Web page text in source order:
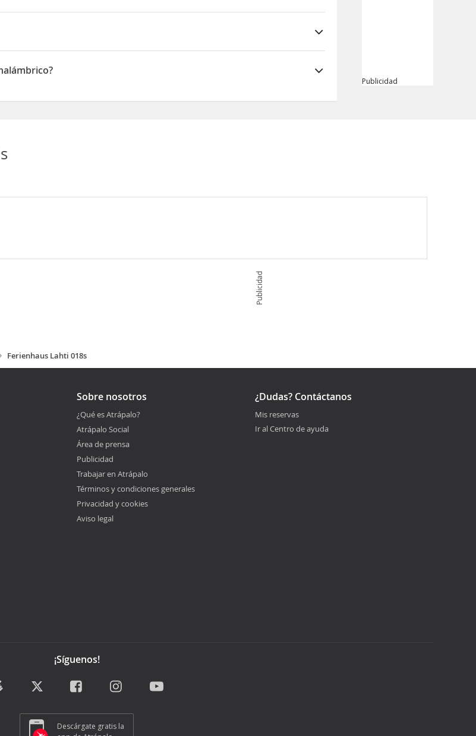
en las habitaciones
Publicidad
Publicidad
Ferienhaus Lahti 018s
Sobre nosotros
¿Qué es Atrápalo?
Atrápalo Social
Área de prensa
Publicidad
Trabajar en Atrápalo
Términos y condiciones generales
Privacidad y cookies
Aviso legal
¿Dudas? Contáctanos
Mis reservas
Ir al Centro de ayuda
¡Síguenos!
Descárgate gratis la